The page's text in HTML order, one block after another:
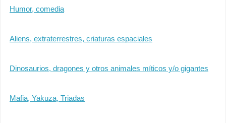
Humor, comedia
Aliens, extraterrestres, criaturas espaciales
Dinosaurios, dragones y otros animales míticos y/o gigantes
Mafia, Yakuza, Triadas